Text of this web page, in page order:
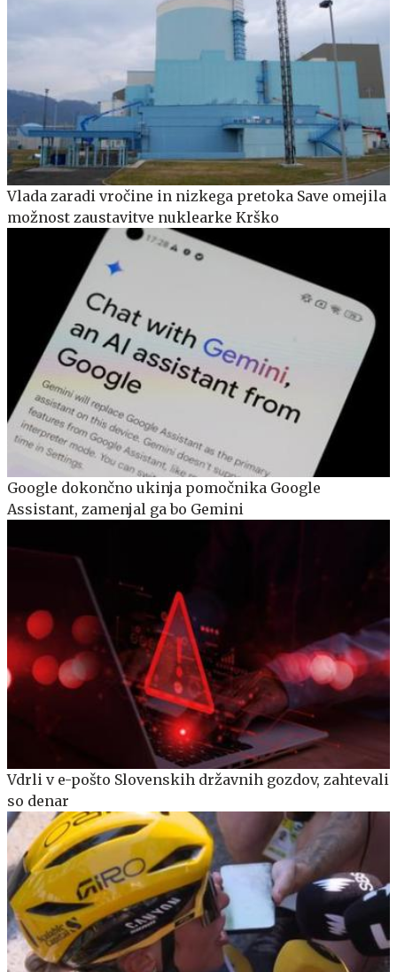
Vlada zaradi vročine in nizkega pretoka Save omejila
možnost zaustavitve nuklearke Krško
Google dokončno ukinja pomočnika Google
Assistant, zamenjal ga bo Gemini
Vdrli v e-pošto Slovenskih državnih gozdov, zahtevali
so denar